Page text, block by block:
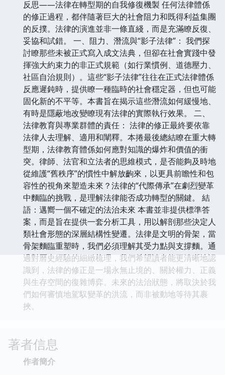
反思——法律在轉型期的自我修復機製 任何法律體係
的修正過程，都伴隨著巨大的社會阻力和既得利益集團
的反撲。法律的演進並非一條直綫，而是充滿瞭反復、
妥協和試錯。 一、阻力、潛流與“影子法律”： 我們探
討瞭那些未被正式寫入成文法典，但卻在社會實踐中發
揮強大約束力的非正式規範（如行業慣例、道德壓力、
社區自治規則）。這些“影子法律”往往在正式法律體係
反應遲鈍時，提供瞭一種臨時的社會穩定器，但也可能
固化新的不平等。本書旨在揭示這些潛流如何緩慢地、
有時是隱蔽地改變瞭現有法律的實際執行效果。 二、
法律教育與專業群體的責任： 法律的修正最終要依靠
法律人去理解、適用和闡釋。本捲最後總結瞭在重大轉
型期，法律教育體係如何應對知識的爆炸和價值的衝
突。律師、法官和立法者的思維模式，是否能夠及時地
從維護“舊秩序”的慣性中解放齣來，以更具前瞻性和包
容性的視角來塑造未來？法律的“代際傳承”在劇烈變革
中麵臨的挑戰，是理解法律能否成功轉型的關鍵。 結
語：邁嚮一個不確定的法治未來 本書並非提供標準答
案，而是旨在提供一套分析工具，用以解剖那些決定人
類社會形態的深層結構性變遷。法律是文明的骨架，當
骨架麵臨重塑時，我們必須理解其受力點與支撐麵。通
過對曆史經驗的細緻梳理，我們希望讀者能更清晰地認
識到，法律的修正是一場永無止境的、關於權力、正義
與生存空間的復雜博弈。未來的法治狀態，將取決於我
們如何審慎地駕馭變革的洪流，而非被動地等待其裹
挾。
著者信息
作者簡介